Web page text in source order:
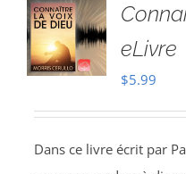
eLivre
$5.99
Dans ce livre écrit par